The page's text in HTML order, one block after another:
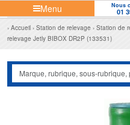
Menu Nous
01
Accueil Station de relevage Station de
relevage Jetly BIBOX DR2P (133531)